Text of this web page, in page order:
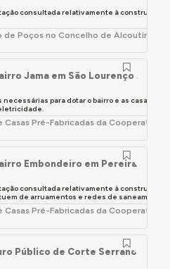
mediante simples
os bens imobiliários
Obras; e a
em curso passam para
do GaPA
de serviços e pessoal
de acordo com as
será gradualmente
onde forem colocados;
do planeamento e
do apoio técnico
da região passam
Regional do
Gabinetes de Apoio
as respetivas áreas
respetivamente.
ter sido criado para ficar
consultada relativamente à construção
Poços no Concelho de Alcoutim -
Jama em São Lourenço de
para dotar o bairro e as casas
Pré-Fabricadas da Cooperativa
Embondeiro em Pereiras,
consultada relativamente à construção
de arruamentos e redes de
Pré-Fabricadas da Cooperativa
Público de Corte Serranos